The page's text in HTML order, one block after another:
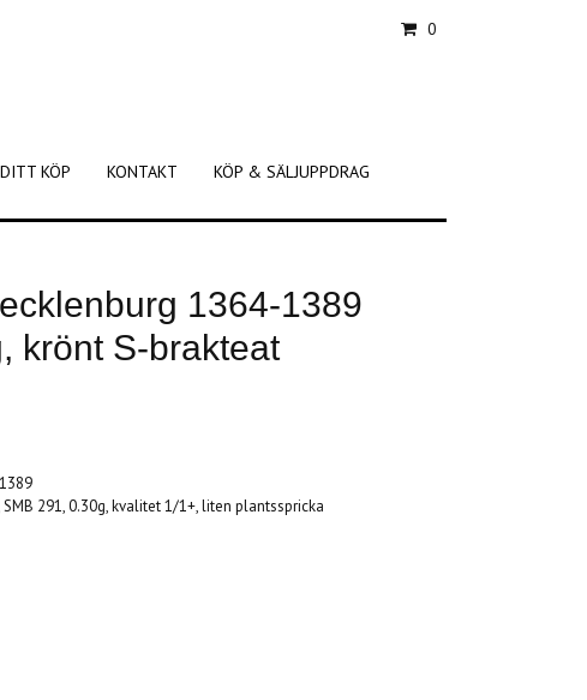
0
KÖP KONTAKT
KÖP & SÄLJUPPDRAG
1364-1389
krönt S-brakteat
291, 0.30g, kvalitet 1/1+, liten plantsspricka